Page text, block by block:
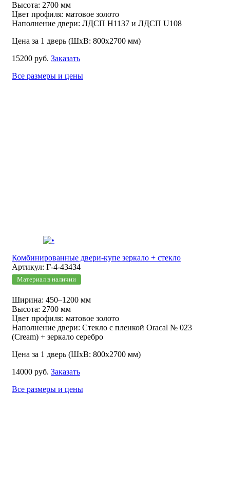
Высота: 2700 мм
Цвет профиля: матовое золото
Наполнение двери: ЛДСП Н1137 и ЛДСП U108
Цена за 1 дверь (ШхВ: 800х2700 мм)
15200 руб. Заказать
Все размеры и цены
Комбинированные двери-купе зеркало + стекло
Артикул: Г-4-43434
Материал в наличии
Ширина: 450–1200 мм
Высота: 2700 мм
Цвет профиля: матовое золото
Наполнение двери: Стекло с пленкой Oracal № 023
(Cream) + зеркало серебро
Цена за 1 дверь (ШхВ: 800х2700 мм)
14000 руб. Заказать
Все размеры и цены